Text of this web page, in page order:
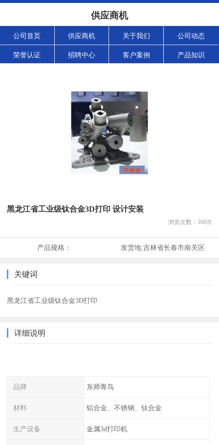
供应商机
公司首页 供应商机 关于我们 公司动态
荣誉认证 招聘中心 客户案例 产品知识
黑龙江省工业级钛合金3D打印 设计安装
浏览次数： 368次
产品规格： 发货地:吉林省长春市南关区
关键词
黑龙江省工业级钛合金3D打印
详细说明
品牌 东师青鸟
材料 铝合金、不锈钢、钛合金
生产设备 金属3d打印机